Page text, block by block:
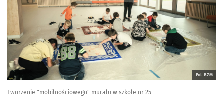
Fot. BZM
Tworzenie "mobilnościowego" muralu w szkole nr 25